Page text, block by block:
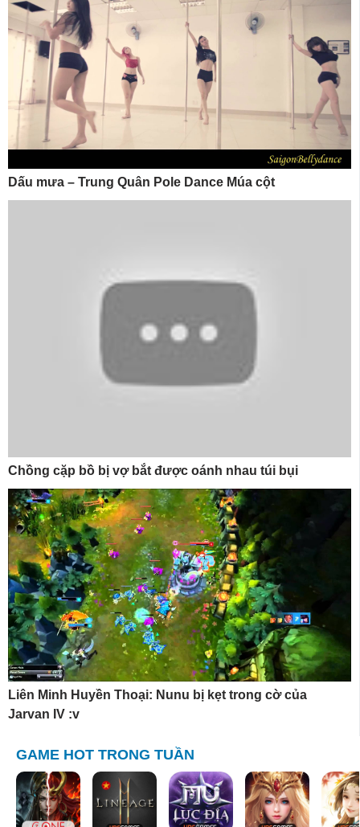
Dấu mưa – Trung Quân Pole Dance Múa cột
Chồng cặp bồ bị vợ bắt được oánh nhau túi bụi
Liên Minh Huyền Thoại: Nunu bị kẹt trong cờ của
Jarvan IV :v
GAME HOT TRONG TUẦN